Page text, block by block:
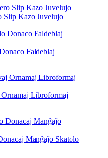
Slip Kazo Juvelujo
Faldeblaj
Libroformaj
Manĝaĵo Skatolo